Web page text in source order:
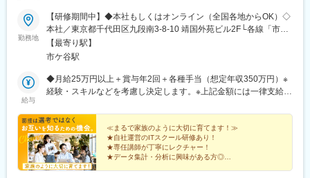
勤務地
【研修期間中】◆本社もしくはオンライン（全国各地からOK）◇
本社／東京都千代田区九段南3-8-10 靖国外苑ビル2F└各線「市ケ
谷駅」より徒歩5分└各線「九段下駅」より徒歩9分【研修終了
後】◆東京23区を中心とした全国各地のITプロジェクト先※勤務地
歩10分以内の駅チカオフィスです。※フルリモート・在宅勤務は
プロジェクトによって異なります。
【最寄り駅】
市ケ谷駅
給与
◆月給25万円以上＋賞与年2回＋各種手当（想定年収350万円）※
経験・スキルなどを考慮し決定します。※上記金額には一律支給の
り（期間中は月給23万円以上で、その他の待遇に変更なし）☆経
験がある方は、現職・前職給与を考慮します。☆明確な評価制度
あり。個人の頑張りに応じて評価します。【年収例】年収450万
円（経験2年入社）年収650万円（経験3年入社）年収900万円（経
験5年入社）
≪まるで家族のように大切に育てます！≫
★自社運営のITスクール研修あり！
★専任講師が丁寧にレクチャー！
★データ集計・分析に興味がある方◎